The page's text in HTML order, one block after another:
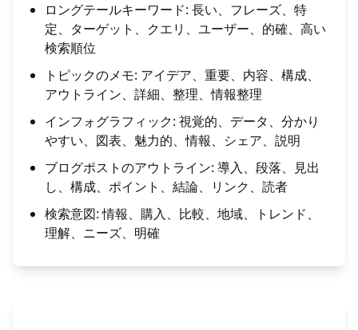
ロングテールキーワード: 長い、フレーズ、特
定、ターゲット、クエリ、ユーザー、的確、高い
検索順位
トピックのメモ: アイデア、重要、内容、構成、
アウトライン、詳細、整理、情報整理
インフォグラフィック: 視覚的、データ、分かり
やすい、図表、魅力的、情報、シェア、説明
ブログポストのアウトライン: 導入、段落、見出
し、構成、ポイント、結論、リンク、読者
検索意図: 情報、購入、比較、地域、トレンド、
理解、ニーズ、明確